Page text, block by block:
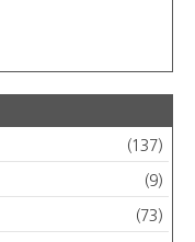
(137)
(9)
(73)